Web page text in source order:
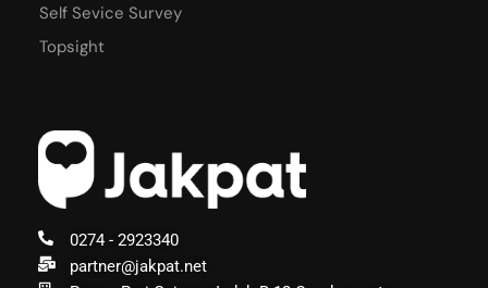
0274 - 2923340
partner@jakpat.net
Self Sevice Survey
Topsight